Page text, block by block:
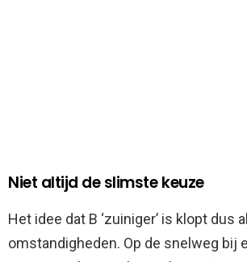
Niet altijd de slimste keuze
Het idee dat B ‘zuiniger’ is klopt dus
omstandigheden. Op de snelweg bij